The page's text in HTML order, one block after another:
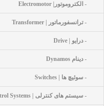
- الکتروموتور| Electromotor
- ترانسفورماتور | Transformer
- درایو | Drive
- دینام Dynamos
- سوئیچ ها | Switches
- سیستم های کنترلی | Control Systems